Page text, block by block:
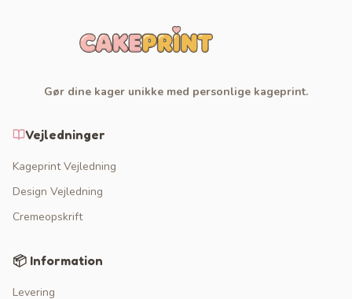
Gør dine kager unikke med personlige kageprint.
Vejledninger
Kageprint Vejledning
Design Vejledning
Cremeopskrift
📦 Information
Levering